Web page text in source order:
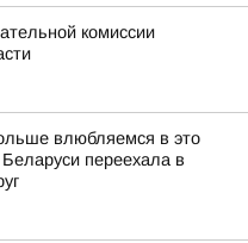
комиссии
влюбляемся в это
переехала в